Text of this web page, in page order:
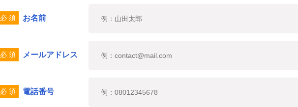
必 須 お名前
必 須 メールアドレス
必 須 電話番号